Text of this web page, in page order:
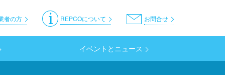
お問合せ
REPCOについて
者の方
イベントとニュース